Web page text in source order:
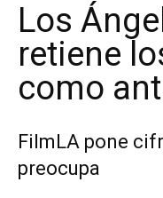
Los
retiene
como
FilmLA pone
preocupa